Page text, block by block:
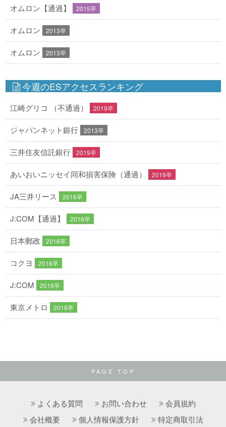
オムロン【通過】 2015卒
オムロン 2013卒
オムロン 2013卒
今週のESアクセスランキング
江崎グリコ （不通過） 2019卒
ジャパンネット銀行 2013卒
三井住友信託銀行 2019卒
あいおいニッセイ同和損害保険（通過） 2019卒
JA三井リース 2016卒
J:COM【通過】 2016卒
日本郵政 2016卒
コクヨ 2016卒
J:COM 2016卒
東京メトロ 2016卒
PAGE TOP
よくある質問 お問い合わせ
会員規約
会社概要
個人情報保護方針 特定商取引法